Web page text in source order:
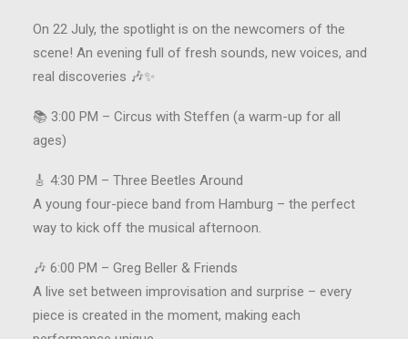
On 22 July, the spotlight is on the newcomers of the
scene! An evening full of fresh sounds, new voices, and
real discoveries 🎶✨
📚 3:00 PM – Circus with Steffen (a warm-up for all
ages)
🎸 4:30 PM – Three Beetles Around
A young four-piece band from Hamburg – the perfect
way to kick off the musical afternoon.
🎶 6:00 PM – Greg Beller & Friends
A live set between improvisation and surprise – every
piece is created in the moment, making each